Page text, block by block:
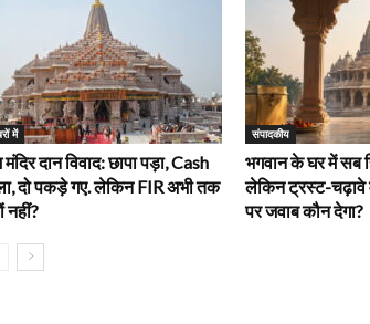
में
मंदिर दान विवाद: छापा पड़ा, Cash
दो पकड़े गए. लेकिन FIR अभी तक
नहीं?
‎संपादकीय
भगवान के घर में सब
लेकिन ट्रस्ट-
पर जवाब कौन देगा?